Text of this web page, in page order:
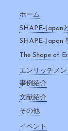
ホーム
SHAPE-Japan
SHAPE-Japan
The Shape of
エンリッチメ
事例紹介
文献紹介
その他
イベント